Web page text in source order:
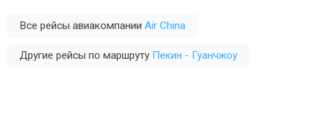
Все рейсы авиакомпании Air China
Другие рейсы по маршруту Пекин - Гуанчжоу